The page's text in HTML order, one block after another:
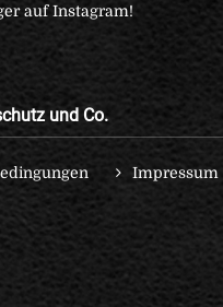
auf Instagram!
und Co.
Impressum